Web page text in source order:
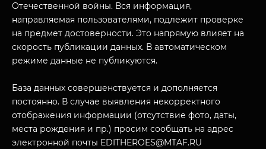
МУЗЕЙНЫЙ КОМПЛЕКС
ПОСЕТИТЕЛЯМ
О НАС
Отечественной войны. Вся информация,
направляемая пользователями, подлежит проверке
на предмет достоверности. Это напрямую влияет на
скорость публикации данных. В автоматическом
режиме данные не публикуются.
База данных совершенствуется и дополняется
постоянно. В случае выявления некорректного
отображения информации (отсутствие фото, даты,
места рождения и пр.) просим сообщать на адрес
электронной почты EDITHEROES@MTAF.RU